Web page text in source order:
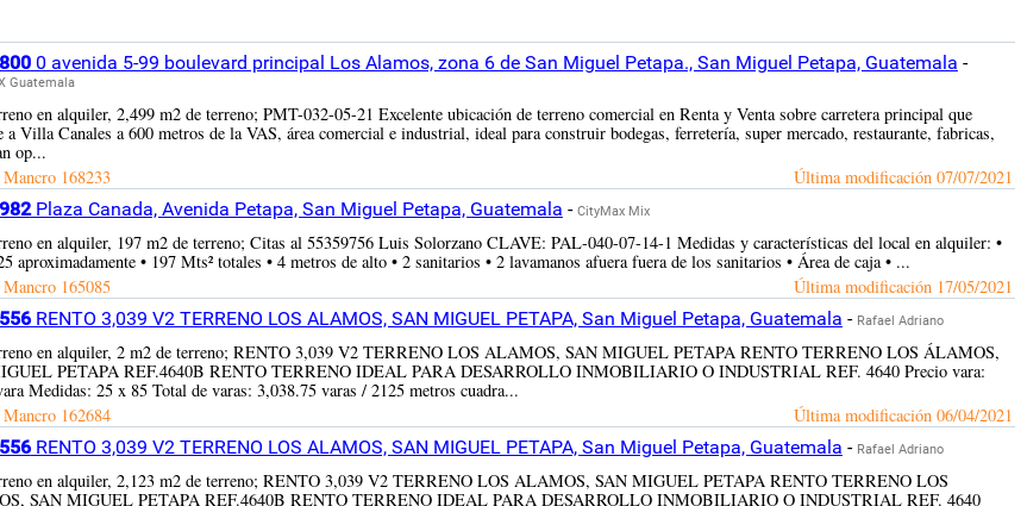
0 avenida 5-99 boulevard principal Los Alamos, zona 6 de San Miguel Petapa., San Miguel Petapa, Guatemala -
Guatemala
en alquiler, 2,499 m2 de terreno; PMT-032-05-21 Excelente ubicación de terreno comercial en Renta y Venta sobre carretera principal que
a Villa Canales a 600 metros de la VAS, área comercial e industrial, ideal para construir bodegas, ferretería, super mercado, restaurante, fabricas,
op...
168233 Última modificación 07/07/2021
Plaza Canada, Avenida Petapa, San Miguel Petapa, Guatemala - CityMax Mix
en alquiler, 197 m2 de terreno; Citas al 55359756 Luis Solorzano CLAVE: PAL-040-07-14-1 Medidas y características del local en alquiler: •
aproximadamente • 197 Mts² totales • 4 metros de alto • 2 sanitarios • 2 lavamanos afuera fuera de los sanitarios • Área de caja • ...
165085 Última modificación 17/05/2021
RENTO 3,039 V2 TERRENO LOS ALAMOS, SAN MIGUEL PETAPA, San Miguel Petapa, Guatemala - Rafael Adriano
en alquiler, 2 m2 de terreno; RENTO 3,039 V2 TERRENO LOS ALAMOS, SAN MIGUEL PETAPA RENTO TERRENO LOS ÁLAMOS,
PETAPA REF.4640B RENTO TERRENO IDEAL PARA DESARROLLO INMOBILIARIO O INDUSTRIAL REF. 4640 Precio vara:
Medidas: 25 x 85 Total de varas: 3,038.75 varas / 2125 metros cuadra...
162684 Última modificación 06/04/2021
RENTO 3,039 V2 TERRENO LOS ALAMOS, SAN MIGUEL PETAPA, San Miguel Petapa, Guatemala - Rafael Adriano
en alquiler, 2,123 m2 de terreno; RENTO 3,039 V2 TERRENO LOS ALAMOS, SAN MIGUEL PETAPA RENTO TERRENO LOS
SAN MIGUEL PETAPA REF.4640B RENTO TERRENO IDEAL PARA DESARROLLO INMOBILIARIO O INDUSTRIAL REF. 4640